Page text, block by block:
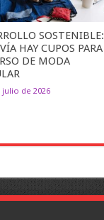
SOSTENIBLE:
HAY CUPOS PARA
DE MODA
julio de 2026